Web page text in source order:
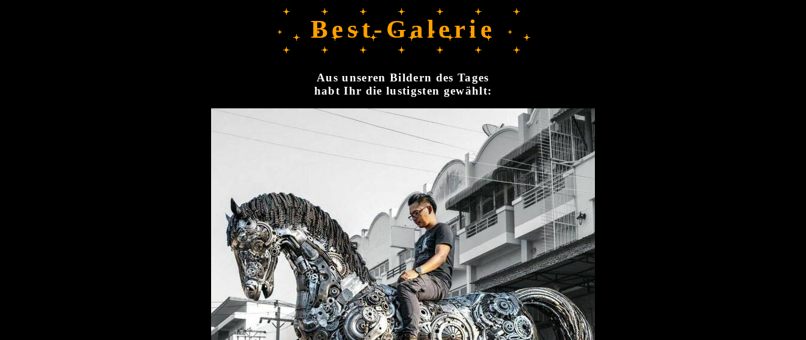
Best-Galerie
Aus unseren Bildern des Tages
habt Ihr die lustigsten gewählt: